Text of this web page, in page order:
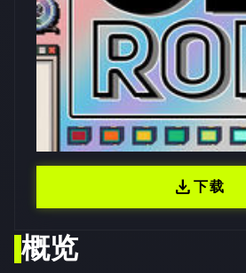
概览
download下载